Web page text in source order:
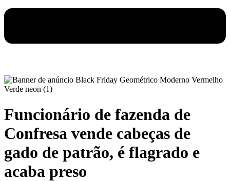
Funcionário de fazenda de
Confresa vende cabeças de
gado de patrão, é flagrado e
acaba preso